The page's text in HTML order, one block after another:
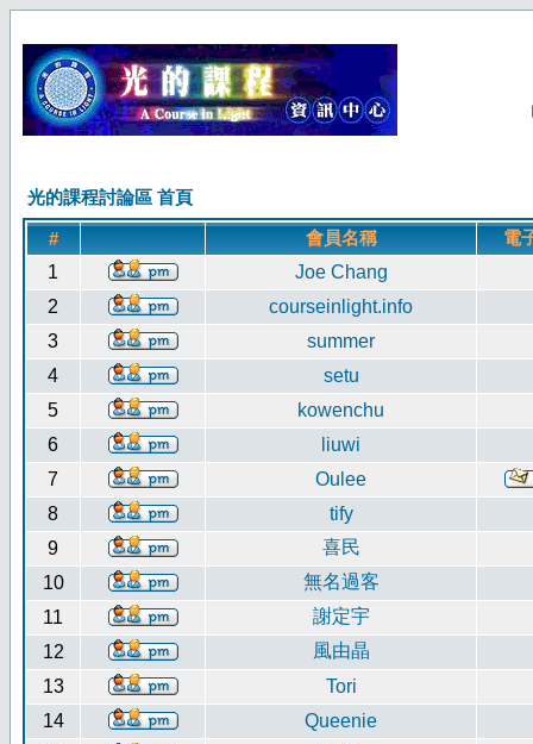
光的課程討論區 首頁
# 會員名稱
電
1
Joe Chang
2
courseinlight.info
3
summer
4
setu
5
kowenchu
6
liuwi
7
Oulee
8
tify
9
喜民
10
無名過客
11
謝定宇
12
風由晶
13
Tori
14
Queenie